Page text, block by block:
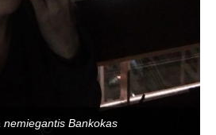
nemiegantis Bankokas